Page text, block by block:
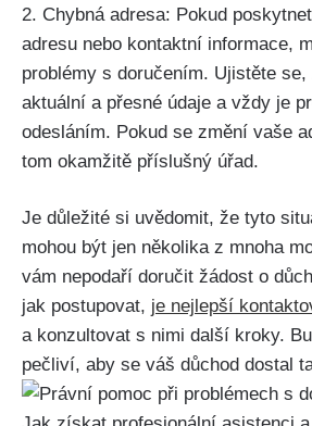
2. Chybná adresa: Pokud
adresu nebo kontaktní informace,
problémy s doručením. Ujistěte
aktuální a přesné údaje a vždy je
odesláním. Pokud se změní vaše
tom okamžitě příslušný úřad.
Je důležité si uvědomit, že tyto
mohou být jen několika z mnoha
vám nepodaří doručit žádost o
jak postupovat, je nejlepší
a konzultovat s nimi další kroky.
pečliví, aby se váš důchod dostal